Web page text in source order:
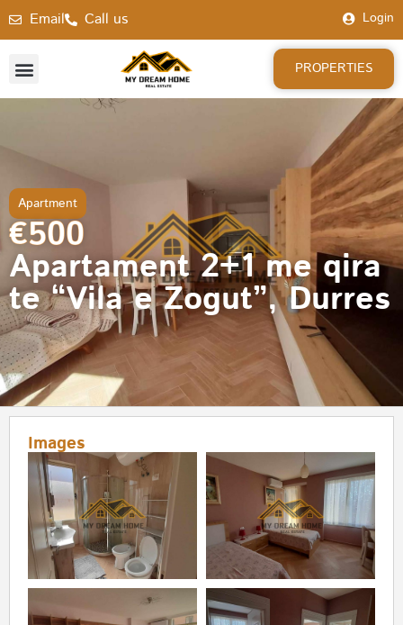
Email Call us Login
PROPERTIES
Apartment
€500
Apartament 2+1 me qira
te “Vila e Zogut”, Durres
Images